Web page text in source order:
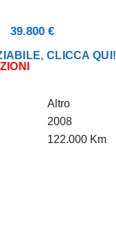
39.800 €
CLICCA QUI!
Altro
2008
122.000 Km